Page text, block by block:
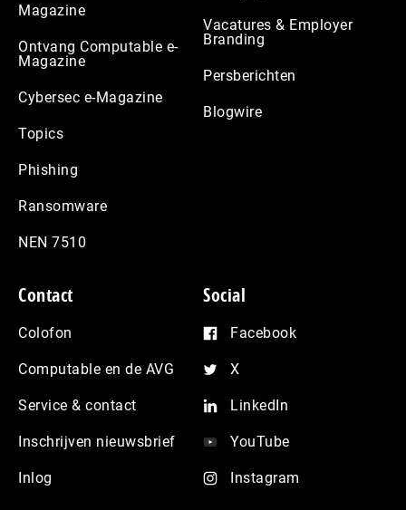
Magazine
Ontvang Computable e-
Magazine
Cybersec e-Magazine
Topics
Phishing
Ransomware
NEN 7510
Vacatures & Employer
Branding
Persberichten
Blogwire
Contact
Colofon
Computable en de AVG
Service & contact
Inschrijven nieuwsbrief
Inlog
Social
Facebook
X
LinkedIn
YouTube
Instagram